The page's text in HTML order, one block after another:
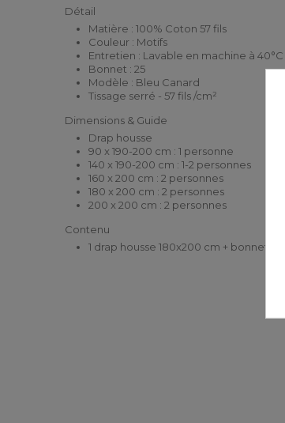
Détail
Matière : 100% Coton 57 fils
Couleur : Motifs
Entretien : Lavable en machine à 40°C
Bonnet : 25
Modèle : Bleu Canard
Tissage serré - 57 fils /cm²
Dimensions & Guide
Drap housse
90 x 190-200 cm : 1 personne
140 x 190-200 cm : 1-2 personnes
160 x 200 cm : 2 personnes
180 x 200 cm : 2 personnes
200 x 200 cm : 2 personnes
Contenu
1 drap housse 180x200 cm + bonnet 25